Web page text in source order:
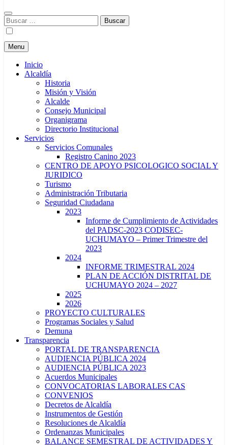
Buscar:
Menu
Inicio
Alcaldía
Historia
Misión y Visión
Alcalde
Consejo Municipal
Organigrama
Directorio Institucional
Servicios
Servicios Comunales
Registro Canino 2023
CENTRO DE APOYO PSICOLOGICO SOCIAL Y
JURIDICO
Turismo
Administración Tributaria
Seguridad Ciudadana
2023
Informe de Cumplimiento de Actividades
del PADSC-2023 CODISEC-
UCHUMAYO – Primer Trimestre del
2023
2024
INFORME TRIMESTRAL 2024
PLAN DE ACCIÓN DISTRITAL DE
UCHUMAYO 2024 – 2027
2025
2026
PROYECTO CULTURALES
Programas Sociales y Salud
Demuna
Transparencia
PORTAL DE TRANSPARENCIA
AUDIENCIA PÚBLICA 2024
AUDIENCIA PÚBLICA 2023
Acuerdos Municipales
CONVOCATORIAS LABORALES CAS
CONVENIOS
Decretos de Alcaldía
Instrumentos de Gestión
Resoluciones de Alcaldía
Ordenanzas Municipales
BALANCE SEMESTRAL DE ACTIVIDADES Y